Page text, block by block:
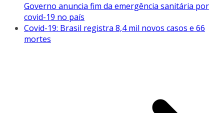
Governo anuncia fim da emergência sanitária por
covid-19 no país
Covid-19: Brasil registra 8,4 mil novos casos e 66
mortes